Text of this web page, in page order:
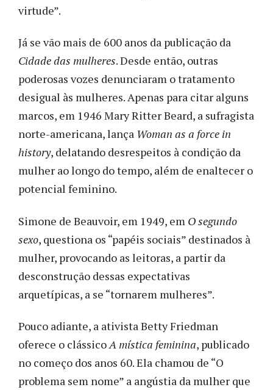
virtude”.
Já se vão mais de 600 anos da publicação da
Cidade das mulheres. Desde então, outras
poderosas vozes denunciaram o tratamento
desigual às mulheres. Apenas para citar alguns
marcos, em 1946 Mary Ritter Beard, a sufragista
norte-americana, lança Woman as a force in
history, delatando desrespeitos à condição da
mulher ao longo do tempo, além de enaltecer o
potencial feminino.
Simone de Beauvoir, em 1949, em O segundo
sexo, questiona os “papéis sociais” destinados à
mulher, provocando as leitoras, a partir da
desconstrução dessas expectativas
arquetípicas, a se “tornarem mulheres”.
Pouco adiante, a ativista Betty Friedman
oferece o clássicoA mística feminina, publicado
no começo dos anos 60. Ela chamou de “O
problema sem nome” a angústia da mulher que